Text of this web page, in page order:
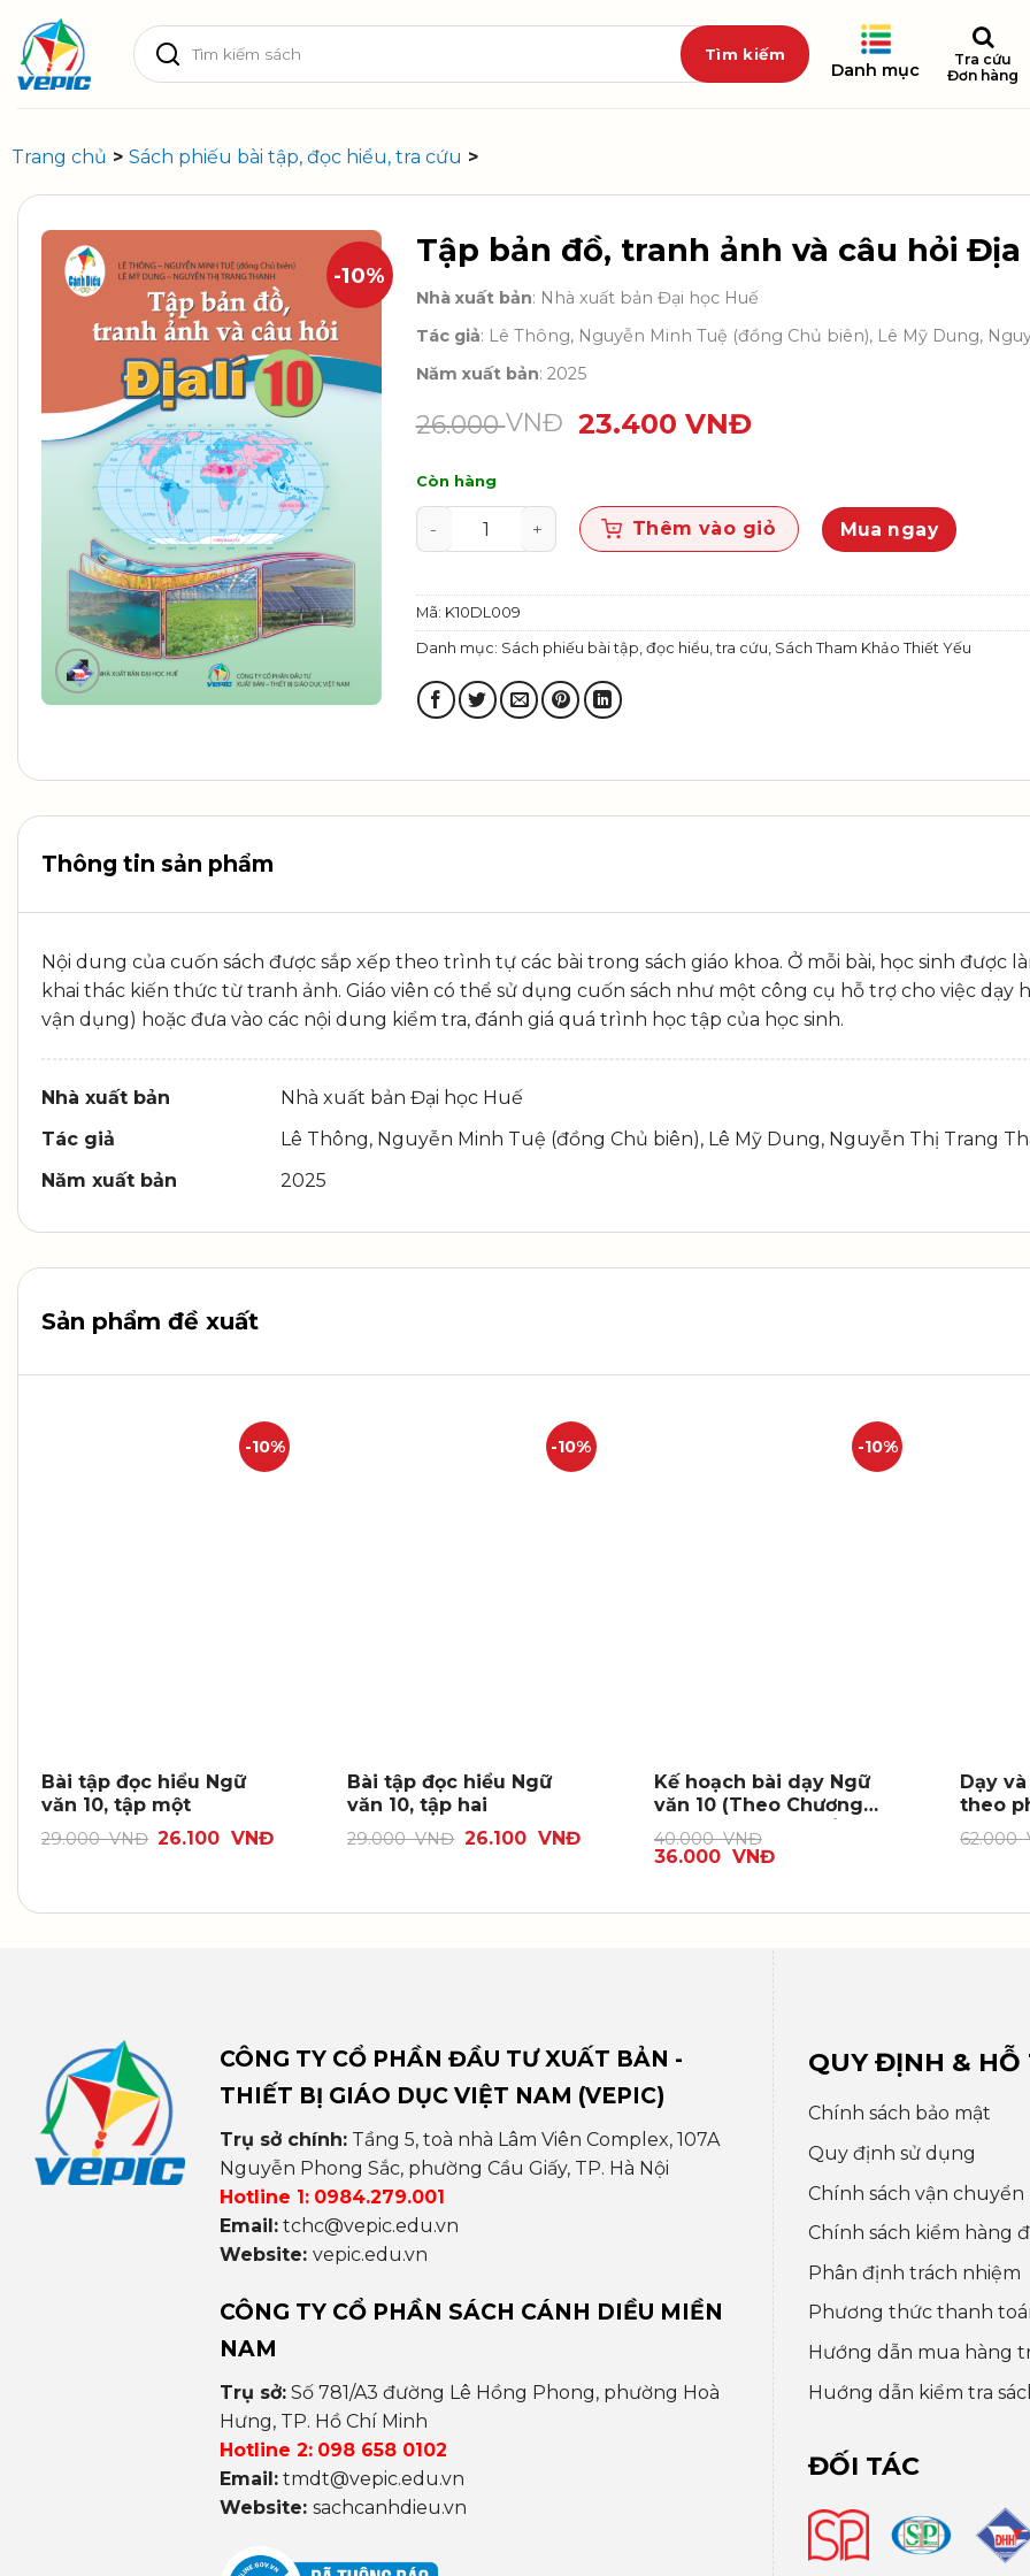
content
Tìm
kiếm:
Danh mục
Tra cứu
Đơn hàng
Trang chủ > Sách phiếu bài tập, đọc hiểu, tra cứu >
-10%
Tập bản đồ, tranh ảnh và câu hỏi Địa
Nhà xuất bản: Nhà xuất bản Đại học Huế
Tác giả: Lê Thông, Nguyễn Minh Tuệ (đồng Chủ biên), Lê Mỹ Dung,
Năm xuất bản: 2025
26.000VNĐ 23.400 VNĐ
Còn hàng
Tập bản đồ, tranh ảnh và câu hỏi Địa lí 10 số lượng
Thêm vào giỏ Mua ngay
Mã: K10DL009
Danh mục: Sách phiếu bài tập, đọc hiểu, tra cứu Sách Tham Khảo Thiết Yếu
Thông tin sản phẩm
Nội dung của cuốn sách được sắp xếp theo trình tự các bài trong sách giáo khoa. Ở mỗi bài, học sinh được
khai thác kiến thức từ tranh ảnh. Giáo viên có thể sử dụng cuốn sách như một công cụ hỗ trợ cho việc
vận dụng) hoặc đưa vào các nội dung kiểm tra, đánh giá quá trình học tập của học sinh.
Nhà xuất bản
Nhà xuất bản Đại học Huế
Tác giả
Lê Thông, Nguyễn Minh Tuệ (đồng Chủ biên), Lê Mỹ Dung, Nguyễn Thị Trang
Năm xuất bản
2025
Sản phẩm đề xuất
-10%
Bài tập đọc hiểu Ngữ
văn 10, tập một
29.000VNĐ 26.100 VNĐ
-10%
Bài tập đọc hiểu Ngữ
văn 10, tập hai
29.000VNĐ 26.100 VNĐ
-10%
Kế hoạch bài dạy Ngữ
văn 10 (Theo Chương
trình Giáo dục phổ
thông môn Ngữ văn
40.000VNĐ
36.000 VNĐ
Dạy
theo
lớp
62.000
CÔNG TY CỔ PHẦN ĐẦU TƯ XUẤT BẢN -
THIẾT BỊ GIÁO DỤC VIỆT NAM (VEPIC)
Trụ sở chính:Tầng 5, toà nhà Lâm Viên Complex, 107A
Nguyễn Phong Sắc, phường Cầu Giấy, TP. Hà Nội
Hotline 1: 0984.279.001
Email: tchc@vepic.edu.vn
Website: vepic.edu.vn
CÔNG TY CỔ PHẦN SÁCH CÁNH DIỀU MIỀN
NAM
Trụ sở:Số 781/A3 đường Lê Hồng Phong, phường Hoà
Hưng, TP. Hồ Chí Minh
Hotline 2: 098 658 0102
Email: tmdt@vepic.edu.vn
Website: sachcanhdieu.vn
QUY ĐỊNH & HỖ
Chính sách bảo mật
Quy định sử dụng
Chính sách vận chuyển
Chính sách kiểm hàng
Phân định trách nhiệm
Phương thức thanh
Hướng dẫn mua hàng
Huớng dẫn kiểm tra
ĐỐI TÁC